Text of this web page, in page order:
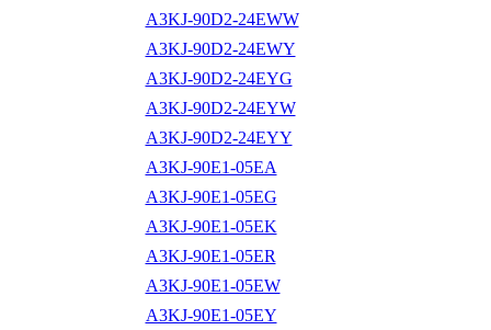
A3KJ-90D2-24EWW
A3KJ-90D2-24EWY
A3KJ-90D2-24EYG
A3KJ-90D2-24EYW
A3KJ-90D2-24EYY
A3KJ-90E1-05EA
A3KJ-90E1-05EG
A3KJ-90E1-05EK
A3KJ-90E1-05ER
A3KJ-90E1-05EW
A3KJ-90E1-05EY